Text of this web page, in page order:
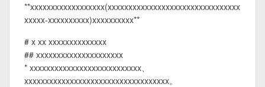
**xxxxxxxxxxxxxxxxxx(xxxxxxxxxxxxxxxxxxxxxxxxxxxxxxxx
xxxxx-xxxxxxxxxx)xxxxxxxxxx**
# x xx xxxxxxxxxxxxxx
## xxxxxxxxxxxxxxxxxxxxx
* xxxxxxxxxxxxxxxxxxxxxxxxxxx、
xxxxxxxxxxxxxxxxxxxxxxxxxxxxxxxxxxx。